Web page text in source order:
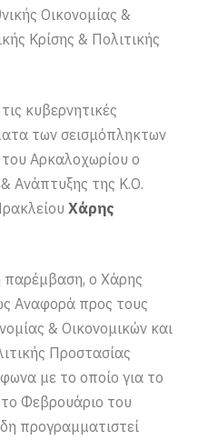
Οικονομίας &
Κρίσης & Πολιτικής
κυβερνητικές
των σεισμόπληκτων
Αρκαλοχωρίου ο
Ανάπτυξης της Κ.Ο.
Χάρης
παρέμβαση, ο Χάρης
Αναφορά προς τους
& Οικονομικών και
Προστασίας
με το οποίο για το
Φεβρουάριο του
προγραμματιστεί